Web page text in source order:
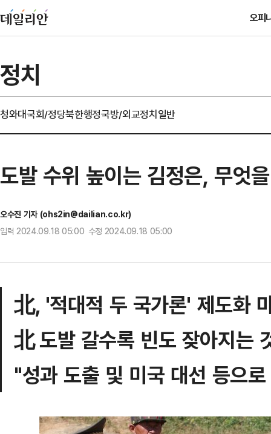
오피
정치
청와대국회/정당북한행정국방/외교정치일반
도발 수위 높이는 김정은, 무
오수진 기자 (ohs2in@dailian.co.kr)
입력 2024.09.18 05:00 수정 2024.09.18 05:00
北, '적대적 두 국가론' 제도화
北 도발 갈수록 빈도 잦아지는
"성과 도출 및 미국 대선 등으